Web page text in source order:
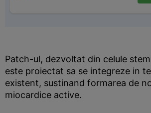
Patch-ul, dezvoltat din celule
este proiectat sa se integreze in
existent, sustinand formarea de
miocardice active.